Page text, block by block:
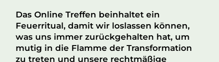
Das Online Treffen beinhaltet ein
Feuerritual, damit wir loslassen können,
was uns immer zurückgehalten hat, um
mutig in die Flamme der Transformation
zu treten und unsere rechtmäßige